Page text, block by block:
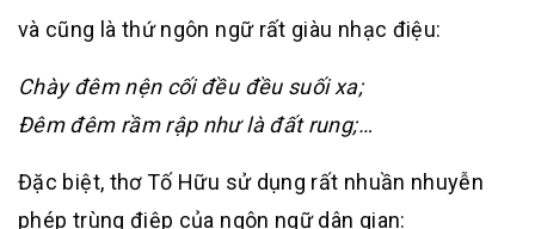
và cũng là thứ ngôn ngữ rất giàu nhạc điệu:
Chày đêm nện cối đều đều suối xa;
Đêm đêm rầm rập như là đất rung;…
Đặc biệt, thơ Tố Hữu sử dụng rất nhuần nhuyễn
phép trùng điệp của ngôn ngữ dân gian: